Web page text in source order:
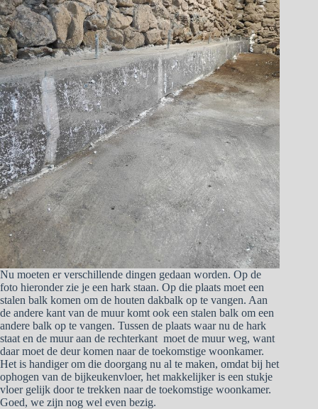
Nu moeten er verschillende dingen gedaan worden. Op de
foto hieronder zie je een hark staan. Op die plaats moet een
stalen balk komen om de houten dakbalk op te vangen. Aan
de andere kant van de muur komt ook een stalen balk om een
andere balk op te vangen. Tussen de plaats waar nu de hark
staat en de muur aan de rechterkant moet de muur weg, want
daar moet de deur komen naar de toekomstige woonkamer.
Het is handiger om die doorgang nu al te maken, omdat bij het
ophogen van de bijkeukenvloer, het makkelijker is een stukje
vloer gelijk door te trekken naar de toekomstige woonkamer.
Goed, we zijn nog wel even bezig.